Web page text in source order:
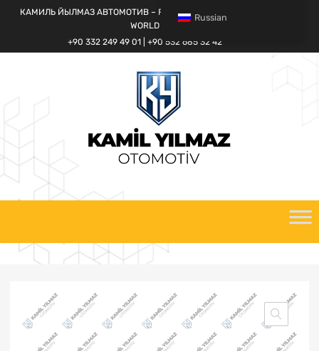
КАМИЛЬ ЙЫЛМАЗ АВТОМОТИВ – FORD CARGO SPARE PARTS
WORLD
+90 332 249 49 01 | +90 532 685 32 42
Russian